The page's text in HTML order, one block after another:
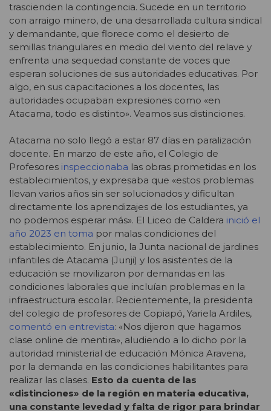
trascienden la contingencia. Sucede en un territorio
con arraigo minero, de una desarrollada cultura sindical
y demandante, que florece como el desierto de
semillas triangulares en medio del viento del relave y
enfrenta una sequedad constante de voces que
esperan soluciones de sus autoridades educativas. Por
algo, en sus capacitaciones a los docentes, las
autoridades ocupaban expresiones como «en
Atacama, todo es distinto». Veamos sus distinciones.
Atacama no solo llegó a estar 87 días en paralización
docente. En marzo de este año, el Colegio de
Profesores inspeccionaba las obras prometidas en los
establecimientos, y expresaba que «estos problemas
llevan varios años sin ser solucionados y dificultan
directamente los aprendizajes de los estudiantes, ya
no podemos esperar más». El Liceo de Caldera inició el
año 2023 en toma por malas condiciones del
establecimiento. En junio, la Junta nacional de jardines
infantiles de Atacama (Junji) y los asistentes de la
educación se movilizaron por demandas en las
condiciones laborales que incluían problemas en la
infraestructura escolar. Recientemente, la presidenta
del colegio de profesores de Copiapó, Yariela Ardiles,
comentó en entrevista: «Nos dijeron que hagamos
clase online de mentira», aludiendo a lo dicho por la
autoridad ministerial de educación Mónica Aravena,
por la demanda en las condiciones habilitantes para
realizar las clases. Esto da cuenta de las
«distinciones» de la región en materia educativa,
una constante levedad y falta de rigor para brindar